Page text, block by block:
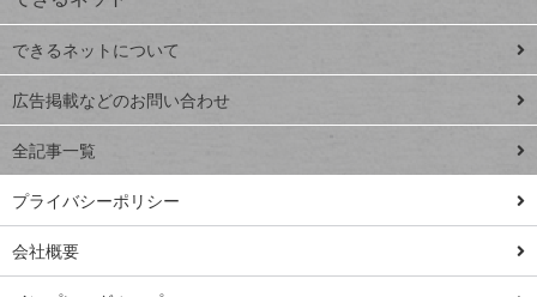
close
閉じ
る
連載
Excel Q&A
トイアンナ流仕
事術
ではじめる業務
の完全自動化
AI議事録作成術
できるネットについて
広告掲載などのお問い合わせ
全記事一覧
プライバシーポリシー
会社概要